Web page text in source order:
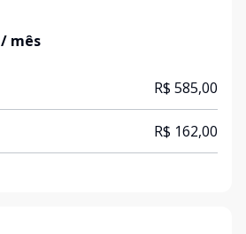
/ mês
R$ 585,00
R$ 162,00